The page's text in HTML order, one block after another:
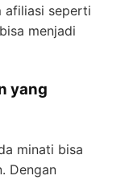
afiliasi seperti
menjadi
yang
minati bisa
Dengan